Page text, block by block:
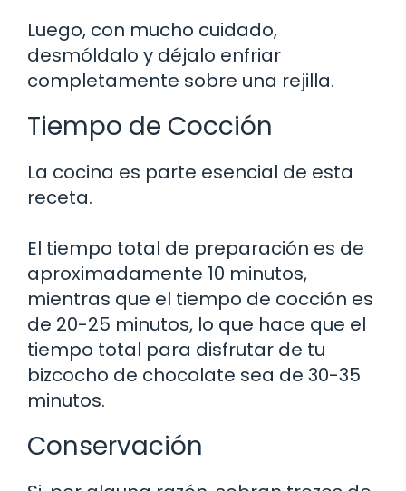
Luego, con mucho cuidado,
desmóldalo y déjalo enfriar
completamente sobre una rejilla.
Tiempo de Cocción
La cocina es parte esencial de esta
receta.
El tiempo total de preparación es de
aproximadamente 10 minutos,
mientras que el tiempo de cocción es
de 20-25 minutos, lo que hace que el
tiempo total para disfrutar de tu
bizcocho de chocolate sea de 30-35
minutos.
Conservación